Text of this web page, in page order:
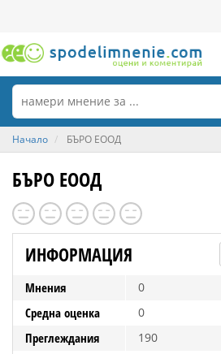
Начало БЪРО ЕООД
БЪРО ЕООД
ИНФОРМАЦИЯ
Мнения 0
Средна оценка 0
Преглеждания 190